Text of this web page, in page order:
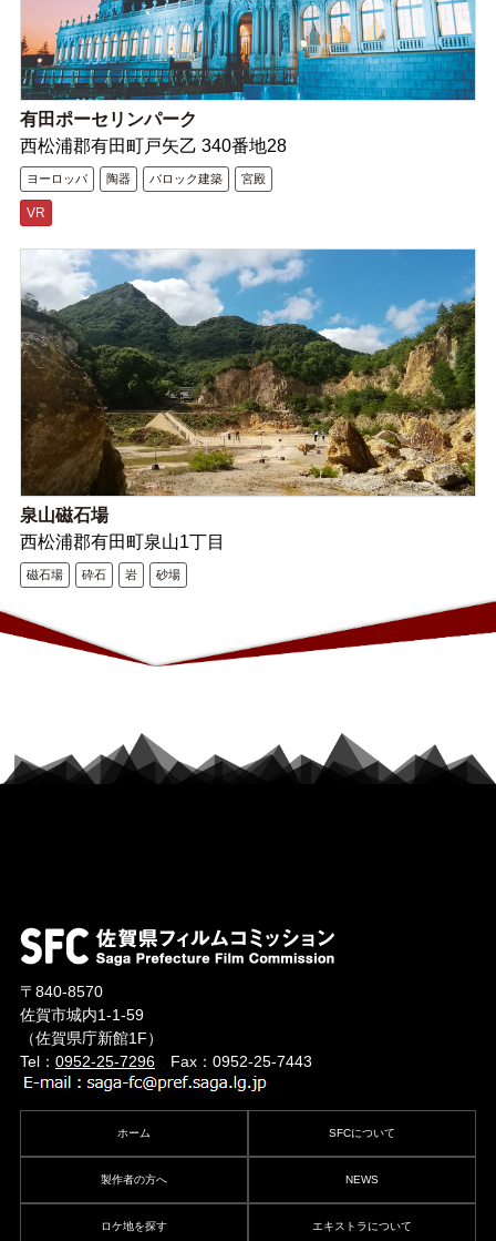
有田ポーセリンパーク
西松浦郡有田町戸矢乙 340番地28
ヨーロッパ 陶器 バロック建築 宮殿
VR
泉山磁石場
西松浦郡有田町泉山1丁目
磁石場 砕石 岩 砂場
〒840-8570
佐賀市城内1-1-59
（佐賀県庁新館1F）
Tel： 0952-25-7296Fax：0952-25-7443
ホーム SFCについて
製作者の方へ NEWS
ロケ地を探す エキストラについて